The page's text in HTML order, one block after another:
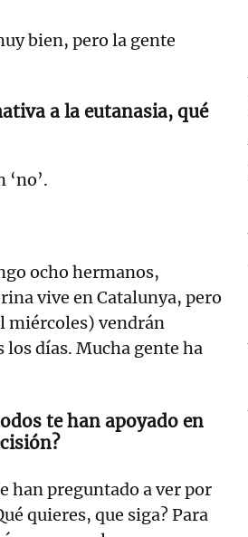
bien, pero la gente
a la eutanasia, qué
ocho hermanos,
vive en Catalunya, pero
miércoles) vendrán
días. Mucha gente ha
te han apoyado en
han preguntado a ver por
quieres, que siga? Para